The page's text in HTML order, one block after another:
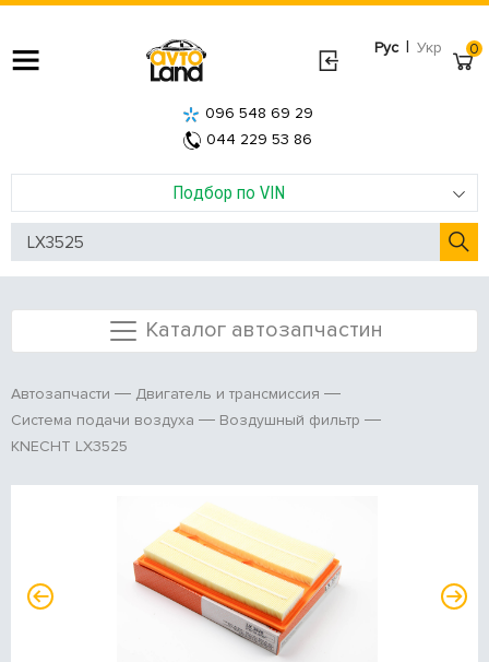
Рус | Укр
Подбор по VIN
096 548 69 29
044 229 53 86
0
Каталог автозапчастин
Автозапчасти
Двигатель и трансмиссия
Система подачи воздуха
Воздушный фильтр
KNECHT LX3525